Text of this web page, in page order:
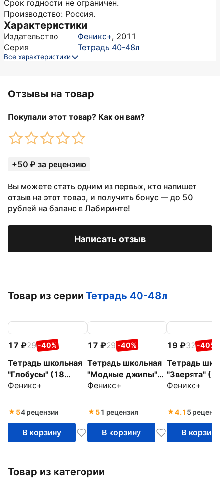
Срок годности не ограничен.
Производство: Россия.
Характеристики
Издательство Феникс+, 2011
Серия
Тетрадь 40-48л
Все характеристики
Отзывы на товар
Покупали этот товар? Как он вам?
+50 ₽ за рецензию
Вы можете стать одним из первых, кто напишет
отзыв на этот товар, и получить бонус — до 50
рублей на баланс в Лабиринте!
Написать отзыв
Товар из серии Тетрадь 40-48л
17 29 -40%
Тетрадь школьная
"Глобусы" (18
листов, линия, А5+,
(47175)
Феникс+
54 рецензии
В корзину
17 29 -40%
Тетрадь школьная
"Модные джипы"
(18 листов, клетка,
ассортименте)
(46944)
Феникс+
51 рецензия
В корзину
19 32 -40%
Тетрадь
"Зверята"
листов,
(42919-25)
Феникс+
4.1 5
В корзину
Товар из категории